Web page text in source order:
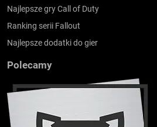
Najlepsze gry Call of Duty
Ranking serii Fallout
Najlepsze dodatki do gier
Polecamy